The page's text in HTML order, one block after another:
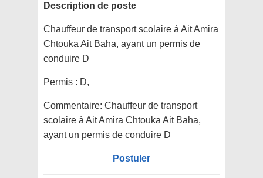
Description de poste
Chauffeur de transport scolaire à Ait Amira
Chtouka Ait Baha, ayant un permis de
conduire D
Permis : D,
Commentaire: Chauffeur de transport
scolaire à Ait Amira Chtouka Ait Baha,
ayant un permis de conduire D
Postuler